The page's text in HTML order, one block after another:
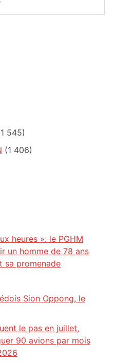
545)
(1 406)
heures »: le PGHM
un homme de 78 ans
sa promenade
Sion Oppong, le
le pas en juillet,
90 avions par mois